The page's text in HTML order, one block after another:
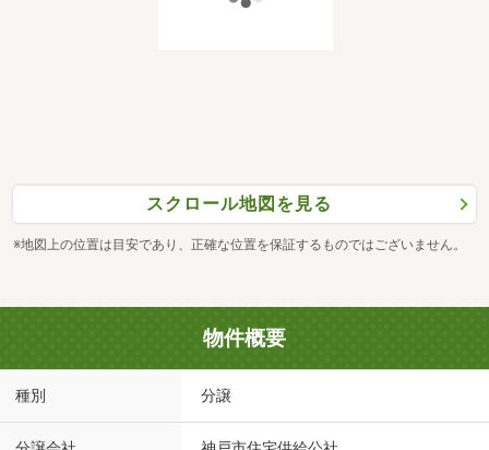
スクロール地図を見る
※地図上の位置は目安であり、正確な位置を保証するものではございません。
物件概要
種別 分譲